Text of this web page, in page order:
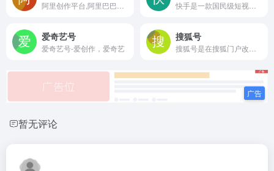
爱奇艺号
爱奇艺号-爱创作，爱奇艺
搜狐号
暂无评论